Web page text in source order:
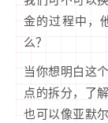
金的过程中，
么？
当你想明白这
点的拆分，了
也可以像亚默